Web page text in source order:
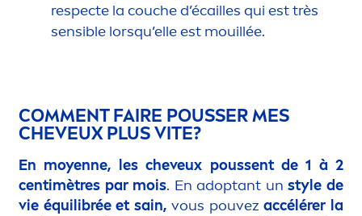
respecte la couche d’écailles qui est très
sensible lorsqu’elle est mouillée.
COMMENT FAIRE POUSSER MES
CHEVEUX PLUS VITE?
En moyenne, les cheveux poussent de 1 à 2
centimètres par mois. En adoptant unstyle de
vie équilibrée et sain, vous pouvezaccélérer la